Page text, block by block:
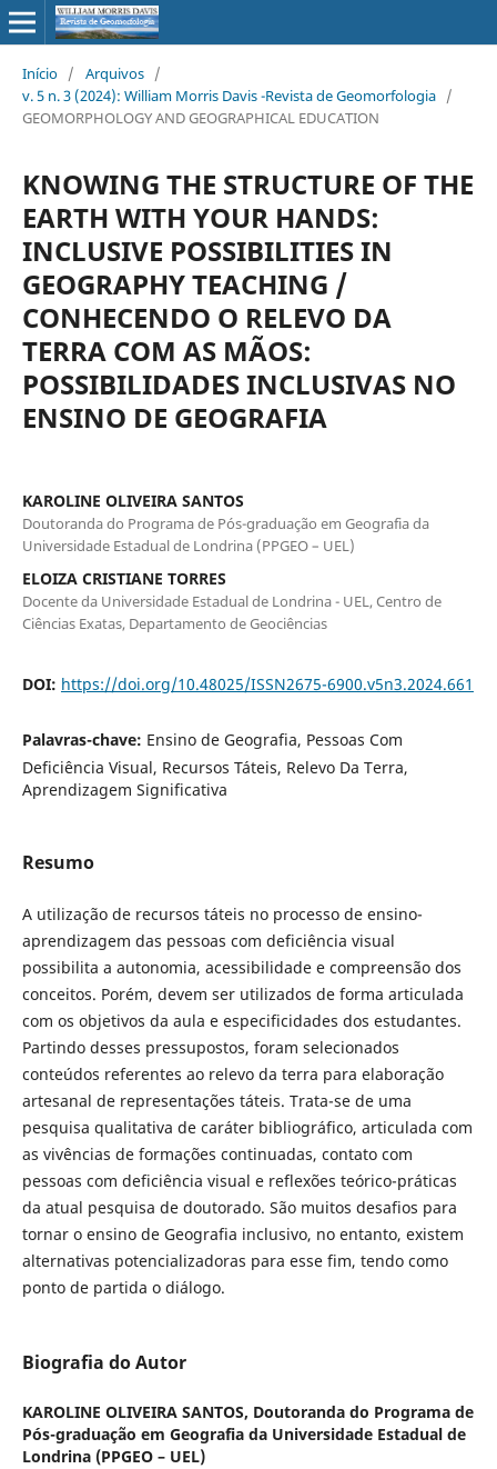
Início / Arquivos /
v. 5 n. 3 (2024): William Morris Davis -Revista de Geomorfologia /
GEOMORPHOLOGY AND GEOGRAPHICAL EDUCATION
KNOWING THE STRUCTURE OF THE
EARTH WITH YOUR HANDS:
INCLUSIVE POSSIBILITIES IN
GEOGRAPHY TEACHING /
CONHECENDO O RELEVO DA
TERRA COM AS MÃOS:
POSSIBILIDADES INCLUSIVAS NO
ENSINO DE GEOGRAFIA
KAROLINE OLIVEIRA SANTOS
Doutoranda do Programa de Pós-graduação em Geografia da
Universidade Estadual de Londrina (PPGEO – UEL)
ELOIZA CRISTIANE TORRES
Docente da Universidade Estadual de Londrina - UEL, Centro de
Ciências Exatas, Departamento de Geociências
DOI: https://doi.org/10.48025/ISSN2675-6900.v5n3.2024.661
Palavras-chave: Ensino de Geografia, Pessoas Com
Deficiência Visual, Recursos Táteis, Relevo Da Terra,
Aprendizagem Significativa
Resumo
A utilização de recursos táteis no processo de ensino-
aprendizagem das pessoas com deficiência visual
possibilita a autonomia, acessibilidade e compreensão dos
conceitos. Porém, devem ser utilizados de forma articulada
com os objetivos da aula e especificidades dos estudantes.
Partindo desses pressupostos, foram selecionados
conteúdos referentes ao relevo da terra para elaboração
artesanal de representações táteis. Trata-se de uma
pesquisa qualitativa de caráter bibliográfico, articulada com
as vivências de formações continuadas, contato com
pessoas com deficiência visual e reflexões teórico-práticas
da atual pesquisa de doutorado. São muitos desafios para
tornar o ensino de Geografia inclusivo, no entanto, existem
alternativas potencializadoras para esse fim, tendo como
ponto de partida o diálogo.
Biografia do Autor
KAROLINE OLIVEIRA SANTOS, Doutoranda do Programa de
Pós-graduação em Geografia da Universidade Estadual de
Londrina (PPGEO – UEL)